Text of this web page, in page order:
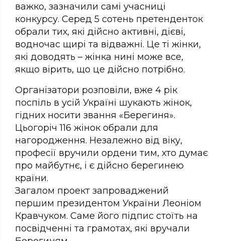
важко, зазначили самі учасниці
конкурсу. Серед 5 сотень претенденток
обрали тих, які дійсно активні, дієві,
водночас щирі та відважні. Це ті жінки,
які доводять – жінка нині може все,
якщо вірить, що це дійсно потрібно.
Організатори розповіли, вже 4 рік
поспіль в усій Україні шукають жінок,
гідних носити звання «Берегиня».
Цьогоріч 116 жінок обрали для
нагородження. Незалежно від віку,
професії вручили ордени тим, хто думає
про майбутнє, і є дійсно берегинею
країни.
Загалом проект запроваджений
першим президентом України Леоніом
Кравчуком. Саме його підпис стоїть на
посвідченні та грамотах, які вручали